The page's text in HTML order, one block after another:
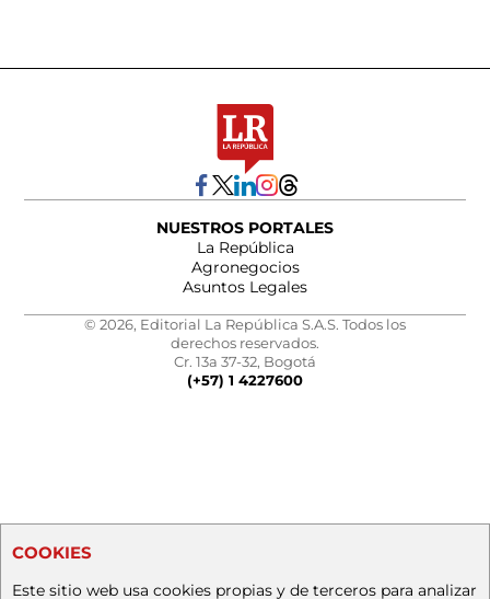
NUESTROS PORTALES
La República
Agronegocios
Asuntos Legales
© 2026, Editorial La República S.A.S. Todos los
derechos reservados.
Cr. 13a 37-32, Bogotá
(+57) 1 4227600
COOKIES
Este sitio web usa cookies propias y de terceros para analizar